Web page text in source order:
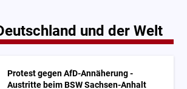
und der Welt
Protest gegen AfD-Annäherung -
Austritte beim BSW Sachsen-Anhalt